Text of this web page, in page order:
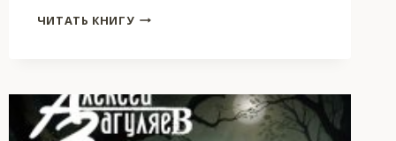
ЧИТАТЬ КНИГУВЕДЬМА
СЫСК
РОНФЭЙДА.